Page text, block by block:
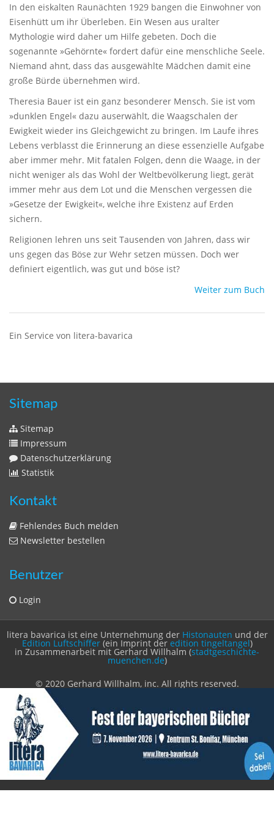
In den eiskalten Raunächten 1929 bangen die Einwohner von
Eisenhütt um ihr Überleben. Ein Wesen aus uralter
Mythologie wird daher um Hilfe gebeten. Doch die
sogenannte »Gehörnte« fordert dafür eine menschliche Seele.
Niemand ahnt, dass das ausgewählte Mädchen damit eine
große Bürde übernehmen wird.
Theresia Bauer ist ein ganz besonderer Mensch. Sie ist vom
»dunklen Engel« dazu auserwählt, die Waagschalen der
Ewigkeit wieder ins Gleichgewicht zu bringen. Im Laufe ihres
Lebens verblasst die Erinnerung an diese essenzielle Aufgabe
aber immer mehr. Mit fatalen Folgen, denn die Waage, in der
nicht weniger als das Wohl der Weltbevölkerung liegt, gerät
immer mehr aus dem Lot und die Menschen vergessen die
»Gesetze der Ewigkeit«, welche ihre Existenz auf Erden
sichern.
Religionen lehren uns seit Tausenden von Jahren, dass wir
uns gegen das Böse zur Wehr setzen müssen. Doch wer
definiert eigentlich, was gut und böse ist?
Weiter zum Buch
Ein Service von litera-bavarica
Sitemap
Sitemap
Impressum
Datenschutzerklärung
Statistik
Kontakt
Fehlendes Buch melden
Newsletter bestellen
Benutzer
Login
litera bavarica ist eine Unternehmung der Histonauten und der
Edition Luftschiffer(ein Imprint der edition tingeltangel)
in Zusammenarbeit mit Gerhard Willhalm (stadtgeschichte-
muenchen.de)
© 2020 Gerhard Willhalm, inc. All rights reserved.